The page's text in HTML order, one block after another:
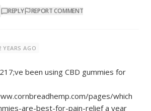
REPLY REPORT COMMENT
YEARS AGO
been using CBD gummies for
pages/which
are-best-for-pain-reliefa year